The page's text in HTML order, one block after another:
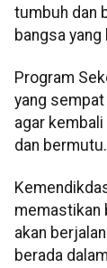
tumbuh dan
bangsa yang
Program
yang
agar
dan bermutu.
memastikan
akan
berada